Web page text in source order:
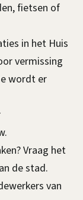
fietsen of
in het Huis
vermissing
wordt er
Vraag het
de stad.
van